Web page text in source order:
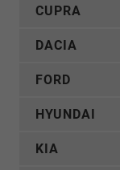
CUPRA
DACIA
FORD
HYUNDAI
KIA